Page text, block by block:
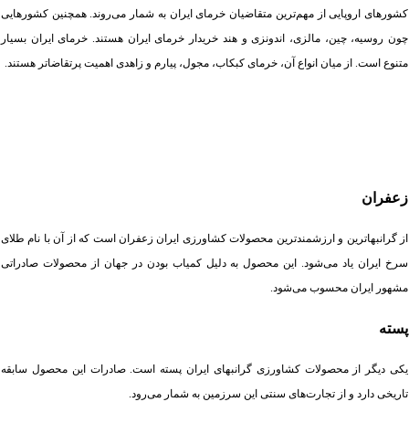
کشورهای اروپایی از مهم‌ترین متقاضیان خرمای ایران به شمار می‌روند. همچنین کشورهایی
چون روسیه، چین، مالزی، اندونزی و هند خریدار خرمای ایران هستند. خرمای ایران بسیار
متنوع است. از میان انواع آن، خرمای کبکاب، مجول، پیارم و زاهدی اهمیت پرتقاضاتر هستند.
زعفران
از گرانبهاترین و ارزشمندترین محصولات کشاورزی ایران زعفران است که از آن با نام طلای
سرخ ایران یاد می‌شود. این محصول به دلیل کمیاب بودن در جهان از محصولات صادراتی
مشهور ایران محسوب می‌شود.
پسته
یکی دیگر از محصولات کشاورزی گرانبهای ایران پسته است. صادرات این محصول سابقه
تاریخی دارد و از تجارت‌های سنتی این سرزمین به شمار می‌رود.